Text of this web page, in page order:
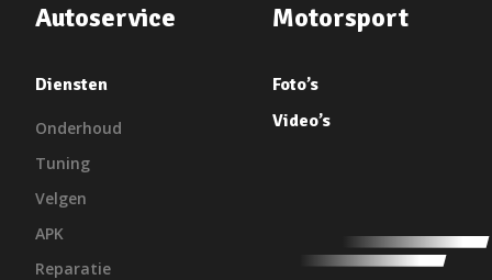
Autoservice
Diensten
Onderhoud
Tuning
Velgen
APK
Reparatie
Motorsport
Foto’s
Video’s